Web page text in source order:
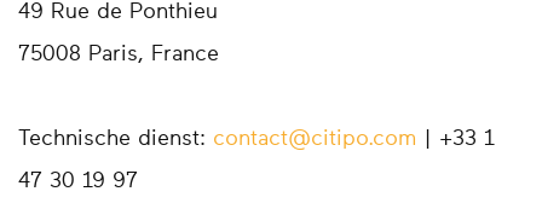
49 Rue de Ponthieu
75008 Paris, France
Technische dienst: contact@citipo.com | +33 1
47 30 19 97